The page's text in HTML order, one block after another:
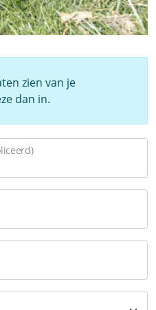
zien van je
dan in.